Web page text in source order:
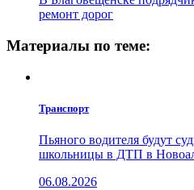
ремонт дорог
Материалы по теме:
Транспорт
Пьяного водителя будут
школьницы в ДТП в
06.08.2026